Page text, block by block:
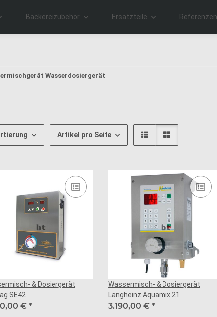
Bäckereizubehör Ersatzteile Referenzen
Wasserdosiergerät
Artikel pro Seite
& Dosiergerät
SE42
€ *
Wassermisch- & Dosiergerät
Langheinz Aquamix 21
3.190,00 € *